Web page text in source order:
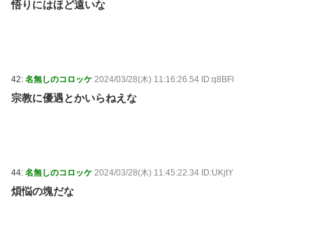
悟りにはほど遠いな
42: 名無しのコロッケ 2024/03/28(木) 11:16:26.54 ID:q8BFl
宗教に優遇とかいらねえな
44: 名無しのコロッケ 2024/03/28(木) 11:45:22.34 ID:UKjtY
煩悩の塊だな